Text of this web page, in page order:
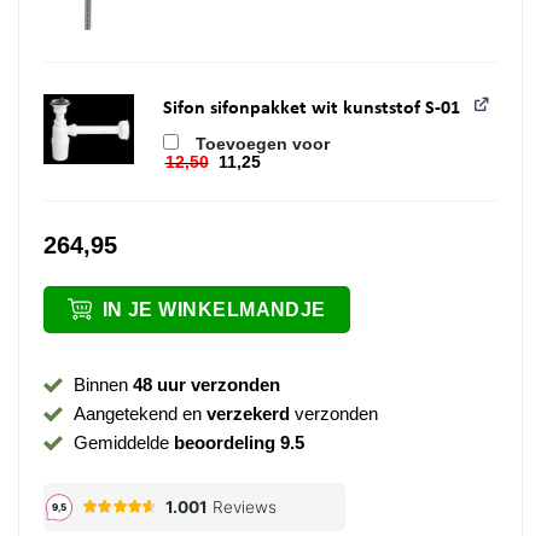
Sifon sifonpakket wit kunststof S-01
Toevoegen voor
12,50
Oorspronkelijke prijs was: 12,50.
11,25
Huidige prijs is: 11,25.
264,95
IN JE WINKELMANDJE
Binnen 48 uur verzonden
Aangetekend en verzekerdverzonden
Gemiddelde beoordeling 9.5